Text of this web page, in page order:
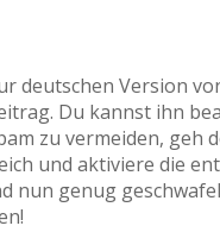
deutschen Version
Du kannst ihn
zu vermeiden, geh
und aktiviere die
nun genug